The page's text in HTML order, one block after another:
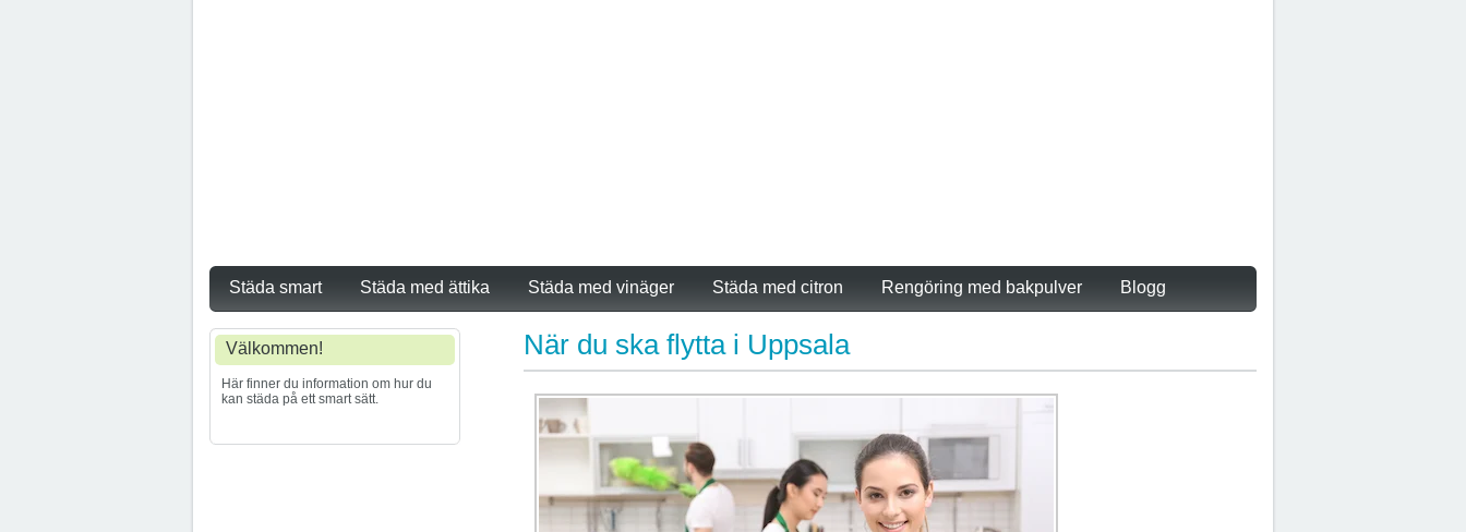
Städa smart Städa med ättika Städa med vinäger Städa med citron Rengöring med bakpulver Blogg
När du ska flytta i Uppsala
Välkommen!
Här finner du information om hur du
kan städa på ett smart sätt.